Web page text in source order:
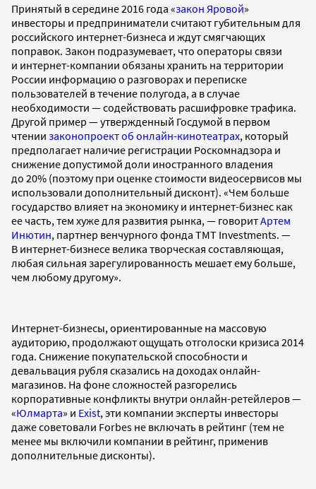
Принятый в середине 2016 года «закон Яровой»
инвесторы и предприниматели считают губительным для
российского интернет-бизнеса и ждут смягчающих
поправок. Закон подразумевает, что операторы связи
и интернет-компании обязаны хранить на территории
России информацию о разговорах и переписке
пользователей в течение полугода, а в случае
необходимости — содействовать расшифровке трафика.
Другой пример — утвержденный Госдумой в первом
чтении законопроект об онлайн-кинотеатрах, который
предполагает наличие регистрации Роскомнадзора и
снижение допустимой доли иностранного владения
до 20% (поэтому при оценке стоимости видеосервисов мы
использовали дополнительный дисконт). «Чем больше
государство влияет на экономику и интернет-бизнес как
ее часть, тем хуже для развития рынка, — говоритАртем
Инютин, партнер венчурного фонда TMT Investments. —
В интернет-бизнесе велика творческая составляющая,
любая сильная зарегулированность мешает ему больше,
чем любому другому».
Интернет-бизнесы, ориентированные на массовую
аудиторию, продолжают ощущать отголоски кризиса 2014
года. Снижение покупательской способности и
девальвация рубля сказались на доходах онлайн-
магазинов. На фоне сложностей разгорелись
корпоративные конфликты внутри онлайн-ретейлеров —
«Юлмарта» и Exist, эти компании эксперты инвесторы
даже советовали Forbes не включать в рейтинг (тем не
менее мы включили компании в рейтинг, применив
дополнительные дисконты).